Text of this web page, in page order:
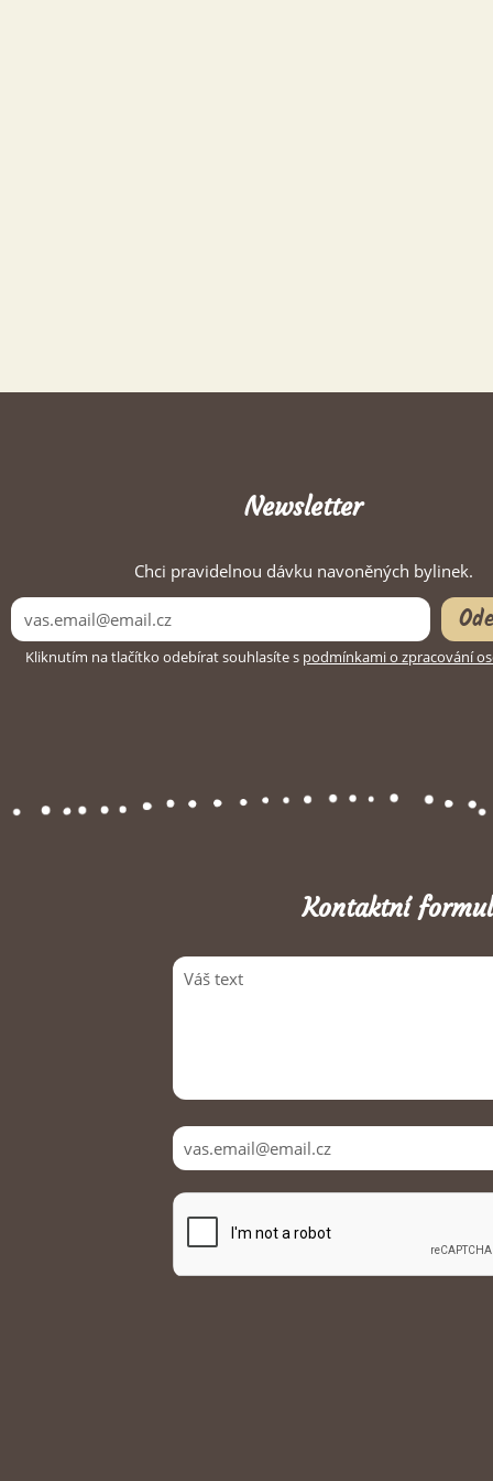
Newsletter
Chci pravidelnou dávku navoněných bylinek.
Kliknutím na tlačítko odebírat souhlasíte s podmínkami o zpracování
Kontaktní